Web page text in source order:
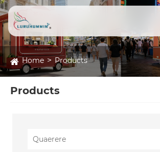
Home Products
Products